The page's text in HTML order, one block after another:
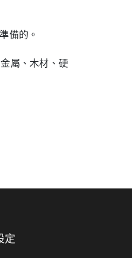
備的。
屬、木材、硬
定